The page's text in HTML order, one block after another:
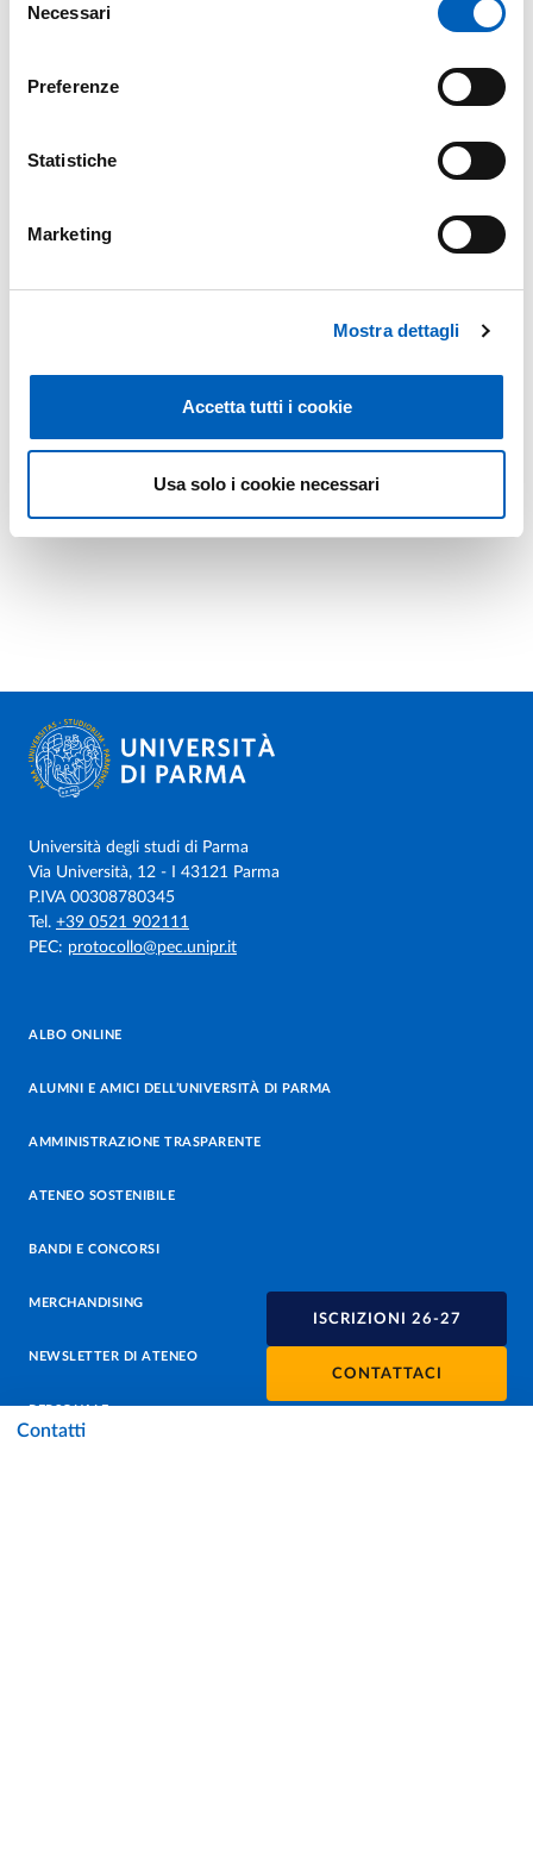
delNecessari
Preferenze
Statistiche
Marketing
Mostra dettagli
Accetta tutti i cookie
Usa solo i cookie necessari
ISCRIZIONI 26-27
CONTATTACI
Contatti
Università degli studi di Parma
Via Università, 12 - I 43121 Parma
P.IVA 00308780345
Tel. +39 0521 902111
PEC: protocollo@pec.unipr.it
ALBO ONLINE
ALUMNI E AMICI DELL’UNIVERSITÀ DI PARMA
AMMINISTRAZIONE TRASPARENTE
ATENEO SOSTENIBILE
BANDI E CONCORSI
MERCHANDISING
NEWSLETTER DI ATENEO
PERSONALE